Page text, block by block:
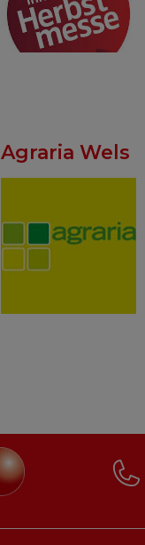
Agraria Wels